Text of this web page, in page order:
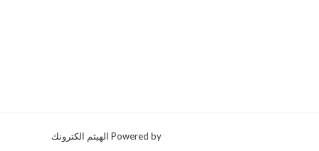
Powered by الهيثم الكترونك